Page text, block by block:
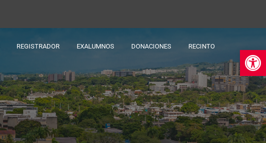
REGISTRADOR EXALUMNOS DONACIONES RECINTO